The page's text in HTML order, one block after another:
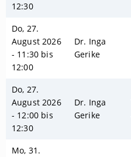
12:30
Do, 27.
August 2026
- 11:30 bis
12:00
Dr. Inga
Gerike
Do, 27.
August 2026
- 12:00 bis
12:30
Dr. Inga
Gerike
Mo, 31.